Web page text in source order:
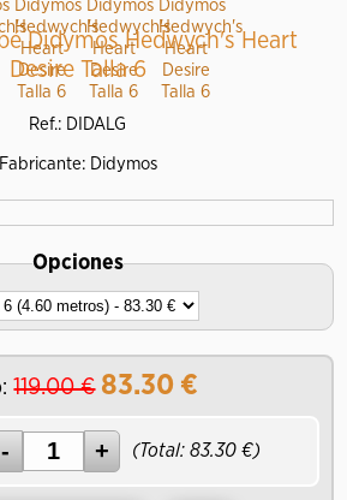
Didymos Hedwych's Heart
Desire Talla 6
Ref.: DIDALG
Fabricante: Didymos
Opciones
119.00 € 83.30 €
(Total:83.30 €)